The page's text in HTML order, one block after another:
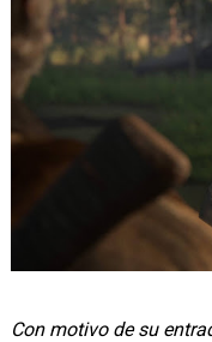
Con motivo de su